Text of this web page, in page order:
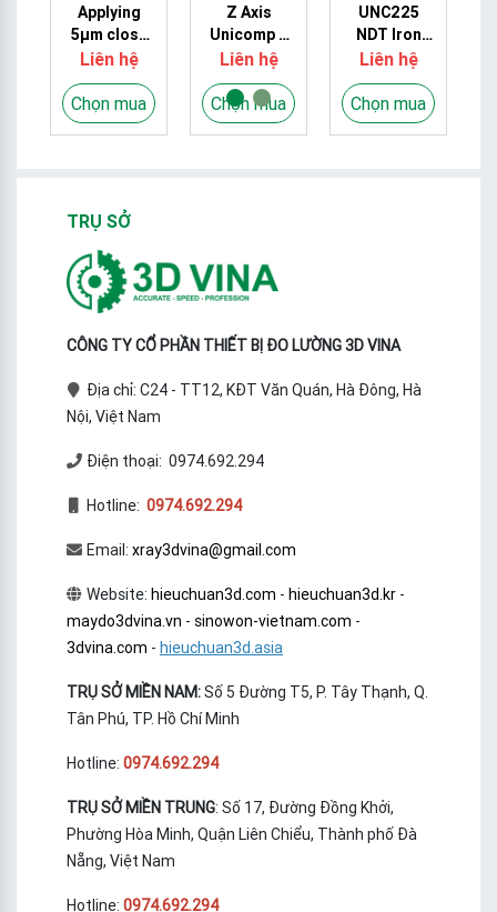
Applying
5μm close
tube X-ray
to inspect
Wearable
Electronics
Liên hệ
Chọn mua
Z Axis
Unicomp X
Ray 0.8KW
FPD
Detector
For Auto
Liên hệ
Chọn mua
UNC225
NDT Iron
Casting
Unicomp X
Ray Real
Time 8kW
Liên hệ
Chọn mua
TRỤ SỞ
CÔNG TY CỔ PHẦN THIẾT BỊ ĐO LƯỜNG 3D VINA
Địa chỉ: C24 - TT12, KĐT Văn Quán, Hà Đông, Hà
Nội, Việt Nam
Điện thoại: 0974.692.294
Hotline: 0974.692.294
Email: xray3dvina@gmail.com
Website: hieuchuan3d.com - hieuchuan3d.kr-
maydo3dvina.vn - sinowon-vietnam.com -
3dvina.com - hieuchuan3d.asia
TRỤ SỞ MIỀN NAM:Số 5 Đường T5, P. Tây Thạnh, Q.
Tân Phú, TP. Hồ Chí Minh
Hotline: 0974.692.294
TRỤ SỞ MIỀN TRUNG: Số 17, Đường Đồng Khởi,
Phường Hòa Minh, Quận Liên Chiểu, Thành phố Đà
Nẵng, Việt Nam
Hotline: 0974.692.294